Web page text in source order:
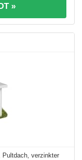
»
Pultdach, verzinkter